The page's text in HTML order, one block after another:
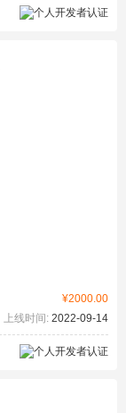
¥2000.00
上线时间: 2022-09-14